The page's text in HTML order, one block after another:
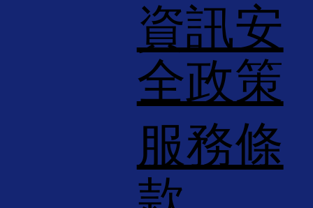
資訊安
全政策
服務條